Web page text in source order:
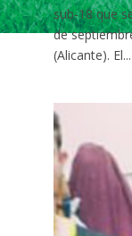
sub-18 que
de
(Alicante). El...